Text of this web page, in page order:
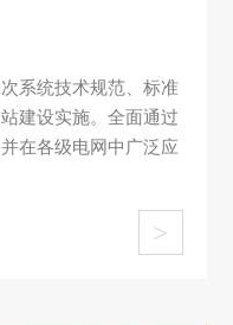
系统技术规范、标准
建设实施。全面通过
在各级电网中广泛应
>